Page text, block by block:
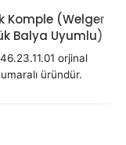
Komple (Welger
Balya Uyumlu)
orjinal
üründür.